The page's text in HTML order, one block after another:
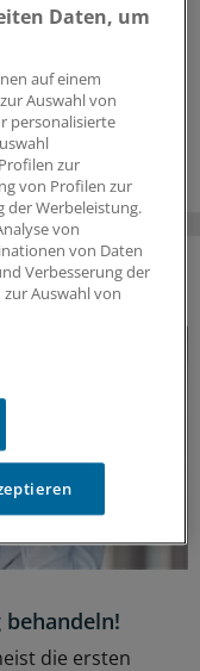
der
in naher Zukunft
Denken,
berichtet.
die ersten
Daten, um
auf einem
Auswahl von
personalisierte
zur
von Profilen zur
der Werbeleistung.
von
von Daten
Verbesserung der
Auswahl von